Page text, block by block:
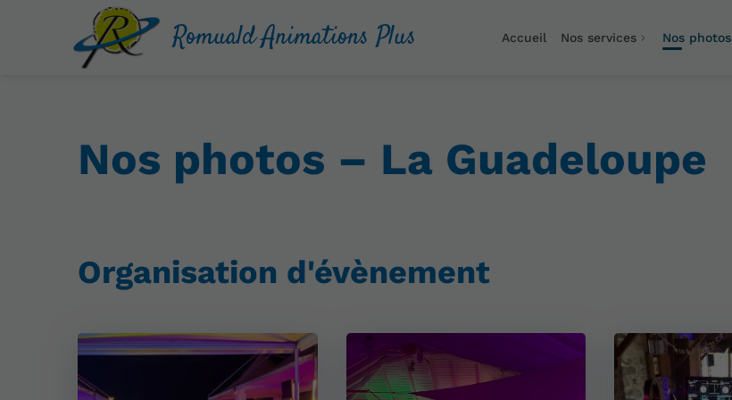
Romuald Animations Plus Accueil Nos services Nos photos
Nos photos – La Guadeloupe
Organisation d'évènement